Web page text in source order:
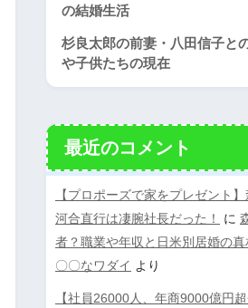
の結婚生活
杉良太郎の前妻・八田信子と
や子供たちの現在
最近のコメント
【プロポーズで家をプレゼント
河合直行は凄腕社長だった！
に
者？職業や年収と日米別居婚の
〇〇なワダイ より
【社員26000人、年商9000億円